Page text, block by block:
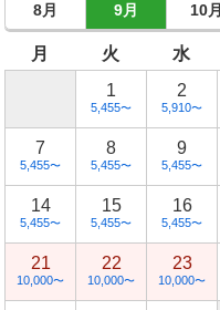
8月 9月 10月
月 火 水
1
5,455〜
2
5,910〜
7
5,455〜
8
5,455〜
9
5,455〜
14
5,455〜
15
5,455〜
16
5,455〜
21
10,000〜
22
10,000〜
23
10,000〜